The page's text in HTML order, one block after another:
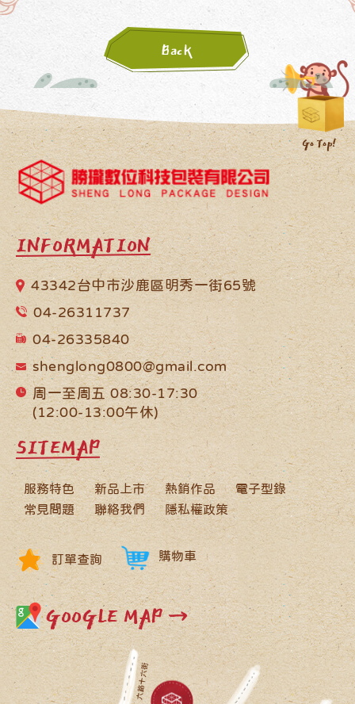
Back
INFORMATION
43342台中市沙鹿區明秀一街65號
04-26311737
04-26335840
shenglong0800@gmail.com
周一至周五 08:30-17:30
(12:00-13:00午休)
SITEMAP
服務特色 新品上市 熱銷作品
電子型錄
常見問題
聯絡我們 隱私權政策
訂單查詢 購物車
GOOGLE MAP →